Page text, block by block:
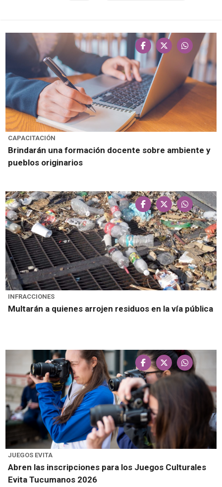
CAPACITACIÓN
Brindarán una formación docente sobre ambiente y
pueblos originarios
INFRACCIONES
Multarán a quienes arrojen residuos en la vía pública
JUEGOS EVITA
Abren las inscripciones para los Juegos Culturales
Evita Tucumanos 2026